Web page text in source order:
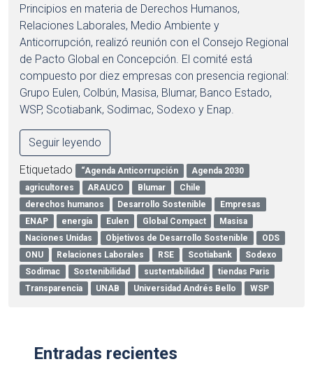
Principios en materia de Derechos Humanos,
Relaciones Laborales, Medio Ambiente y
Anticorrupción, realizó reunión con el Consejo Regional
de Pacto Global en Concepción. El comité está
compuesto por diez empresas con presencia regional:
Grupo Eulen, Colbún, Masisa, Blumar, Banco Estado,
WSP, Scotiabank, Sodimac, Sodexo y Enap.
Seguir leyendo
Etiquetado “Agenda Anticorrupción
Agenda 2030
agricultores
ARAUCO Blumar
Chile
derechos humanos
Desarrollo Sostenible
Empresas
ENAP
energía Eulen Global Compact
Masisa
Naciones Unidas
Objetivos de Desarrollo Sostenible
ODS
ONU
Relaciones Laborales RSE Scotiabank
Sodexo
Sodimac
Sostenibilidad sustentabilidad
tiendas Paris
Transparencia
UNAB Universidad Andrés Bello WSP
Entradas recientes